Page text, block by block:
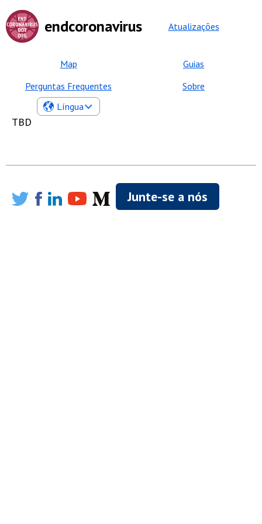
endcoronavirus Atualizações
Map
Guias
Perguntas Frequentes
Sobre
Língua
TBD
Junte-se a nós